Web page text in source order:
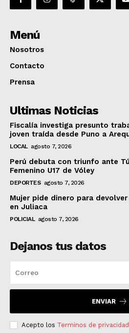
Menú
Nosotros
Contacto
Prensa
Ultimas Noticias
Fiscalía investiga presunto
joven traída desde Puno a
LOCAL agosto 7, 2026
Perú debuta con triunfo ante
Femenino U17 de Vóley
DEPORTES agosto 7, 2026
Mujer pide dinero para
en Juliaca
POLICIAL agosto 7, 2026
Dejanos tus datos
ENVIAR
Acepto los Terminos de privacidad